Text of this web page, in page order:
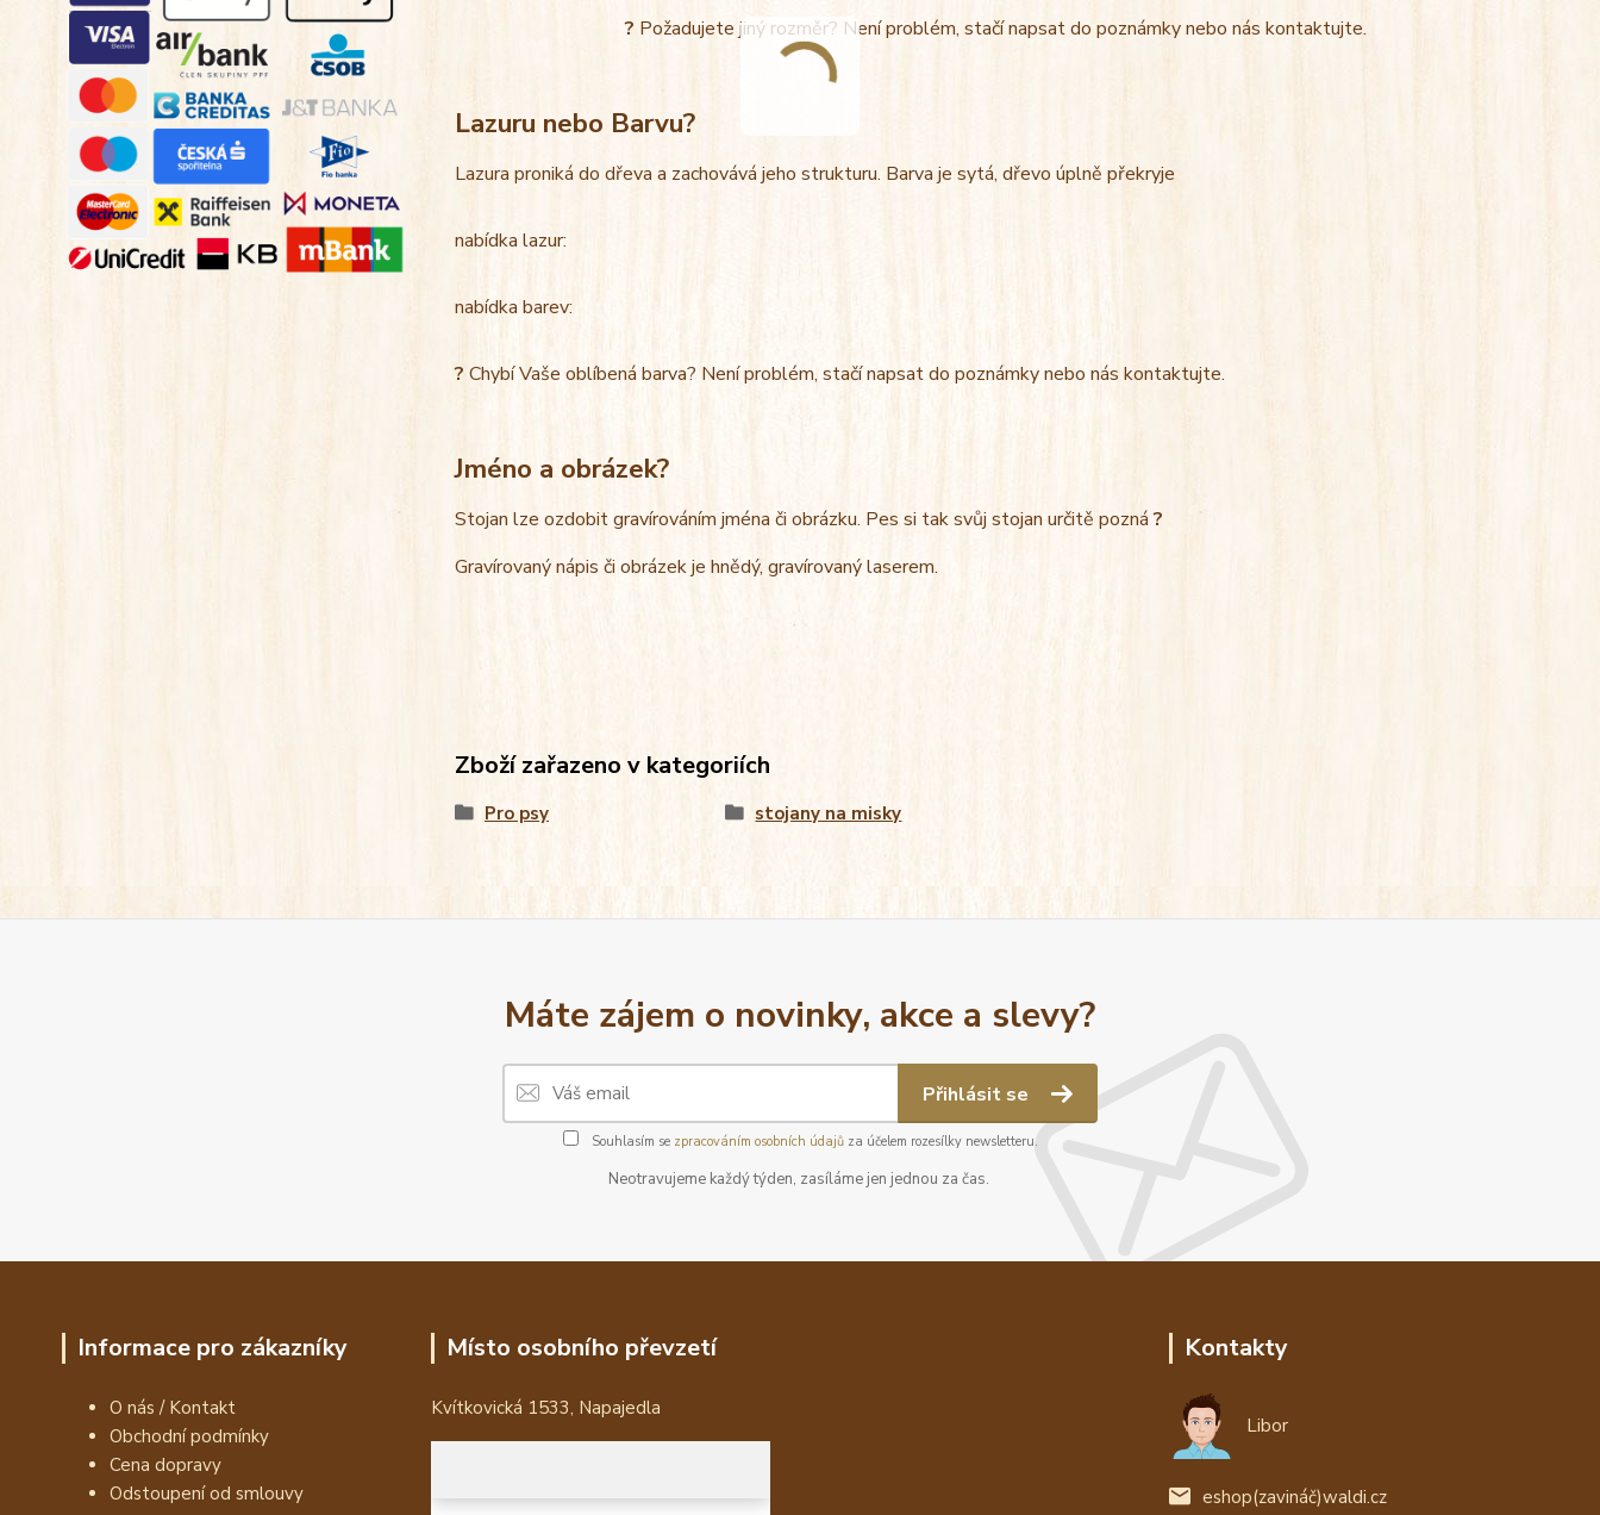
? Požadujete jiný rozměr? Není problém, stačí napsat do poznámky nebo nás kontaktujte.
Lazuru nebo Barvu?
Lazura proniká do dřeva a zachovává jeho strukturu. Barva je sytá, dřevo úplně překryje
nabídka lazur:
nabídka barev:
? Chybí Vaše oblíbená barva? Není problém, stačí napsat do poznámky nebo nás kontaktujte.
Jméno a obrázek?
Stojan lze ozdobit gravírováním jména či obrázku. Pes si tak svůj stojan určitě pozná?
Gravírovaný nápis či obrázek je hnědý, gravírovaný laserem.
Zboží zařazeno v kategoriích
Pro psy stojany na misky
Máte zájem o novinky, akce a slevy?
Přihlásit se
Souhlasím se zpracováním osobních údajůza účelem rozesílky newsletteru.
Neotravujeme každý týden, zasíláme jen jednou za čas.
Informace pro zákazníky
O nás / Kontakt
Obchodní podmínky
Cena dopravy
Odstoupení od smlouvy
Místo osobního převzetí
Kvítkovická 1533, Napajedla
Kontakty
Libor
eshop(zavináč)waldi.cz